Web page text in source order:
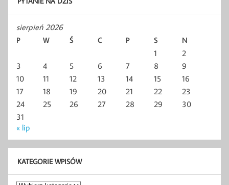
sierpień 2026
P W Ś C P S N
1
2
3
4 5 6 7 8
9
10
11 12 13 14 15
16
17
18 19 20 21 22
23
24
25 26 27 28 29
30
31
« lip
KATEGORIE WPISÓW